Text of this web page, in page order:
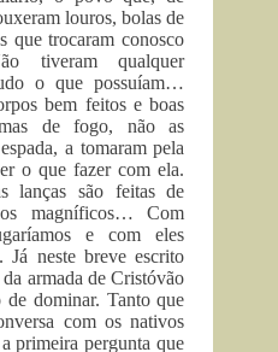
louros, bolas de
que trocaram conosco
tiveram qualquer
o que possuíam…
bem feitos e boas
de fogo, não as
a tomaram pela
o que fazer com ela.
lanças são feitas de
magníficos… Com
e com eles
Já neste breve escrito
armada de Cristóvão
dominar. Tanto que
com os nativos
primeira pergunta que